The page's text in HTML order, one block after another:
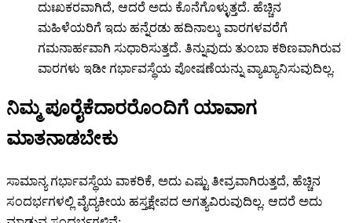
ದುಃಖಕರವಾಗಿದೆ, ಆದರೆ ಅದು ಕೊನೆಗೊಳ್ಳುತ್ತದೆ. ಹೆಚ್ಚಿನ
ಮಹಿಳೆಯರಿಗೆ ಇದು ಹನ್ನೆರಡು ಹದಿನಾಲ್ಕು ವಾರಗಳವರೆಗೆ
ಗಮನಾರ್ಹವಾಗಿ ಸುಧಾರಿಸುತ್ತದೆ. ತಿನ್ನುವುದು ತುಂಬಾ ಕಠಿಣವಾಗಿರುವ
ವಾರಗಳು ಇಡೀ ಗರ್ಭಾವಸ್ಥೆಯ ಪೋಷಣೆಯನ್ನು ವ್ಯಾಖ್ಯಾನಿಸುವುದಿಲ್ಲ.
ನಿಮ್ಮ ಪೂರೈಕೆದಾರರೊಂದಿಗೆ ಯಾವಾಗ
ಮಾತನಾಡಬೇಕು
ಸಾಮಾನ್ಯ ಗರ್ಭಾವಸ್ಥೆಯ ವಾಕರಿಕೆ, ಅದು ಎಷ್ಟು ತೀವ್ರವಾಗಿರುತ್ತದೆ, ಹೆಚ್ಚಿನ
ಸಂದರ್ಭಗಳಲ್ಲಿ ವೈದ್ಯಕೀಯ ಹಸ್ತಕ್ಷೇಪದ ಅಗತ್ಯವಿರುವುದಿಲ್ಲ. ಆದರೆ ಅದು